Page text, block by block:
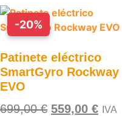
-20%
Patinete eléctrico
SmartGyro Rockway
EVO
699,00€ 559,00 € IVA